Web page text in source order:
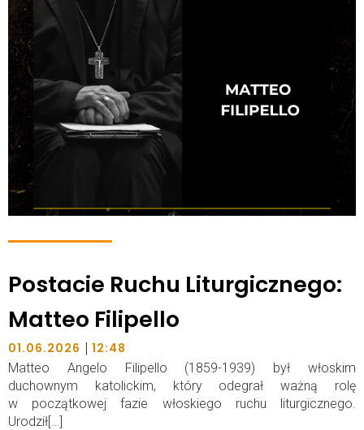
Postacie Ruchu Liturgicznego:
Matteo Filipello
01.06.2026 | 12:48
Matteo Angelo Filipello (1859-1939) był włoskim
duchownym katolickim, który odegrał ważną rolę
w początkowej fazie włoskiego ruchu liturgicznego.
Urodził[…]